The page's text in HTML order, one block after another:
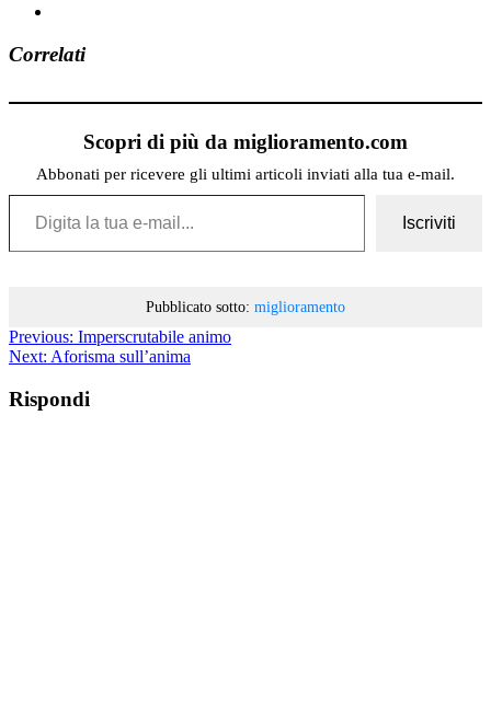
Correlati
Scopri di più da miglioramento.com
Abbonati per ricevere gli ultimi articoli inviati alla tua e-mail.
Digita la tua e-mail...
Iscriviti
Pubblicato sotto: miglioramento
Previous: Imperscrutabile animo
Next: Aforisma sull’anima
Rispondi